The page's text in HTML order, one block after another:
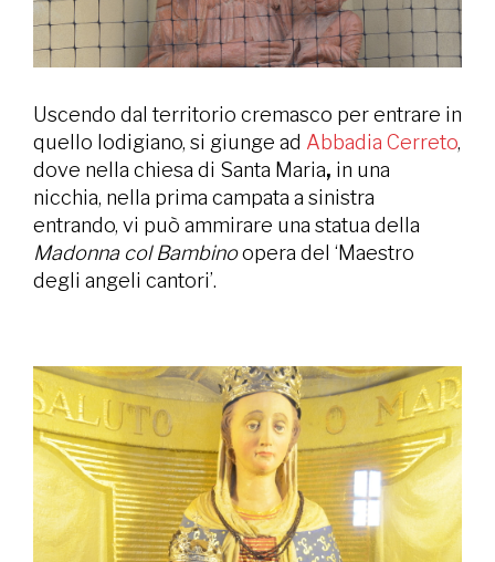
Uscendo dal territorio cremasco per entrare in
quello lodigiano, si giunge ad Abbadia Cerreto,
dove nella chiesa di Santa Maria, in una
nicchia, nella prima campata a sinistra
entrando, vi può ammirare una statua della
Madonna col Bambinoopera del ‘Maestro
degli angeli cantori’.